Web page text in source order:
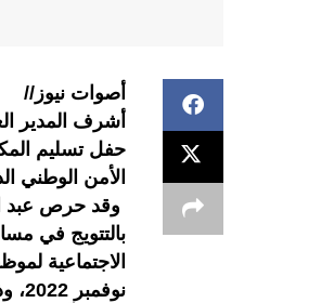
أصوات نيوز//
أشرف المدير
حفل تسليم
الأمن الوطني
وقد حرص عبد
بالتتويج في
نوفمبر 2022، وذلك بمناسبة تخليد الذكرى السنوية للمسيرة الخضراء المظفرة.